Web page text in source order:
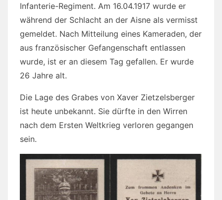
Infanterie-Regiment. Am 16.04.1917 wurde er
während der Schlacht an der Aisne als vermisst
gemeldet. Nach Mitteilung eines Kameraden, der
aus französischer Gefangenschaft entlassen
wurde, ist er an diesem Tag gefallen. Er wurde
26 Jahre alt.
Die Lage des Grabes von Xaver Zietzelsberger
ist heute unbekannt. Sie dürfte in den Wirren
nach dem Ersten Weltkrieg verloren gegangen
sein.